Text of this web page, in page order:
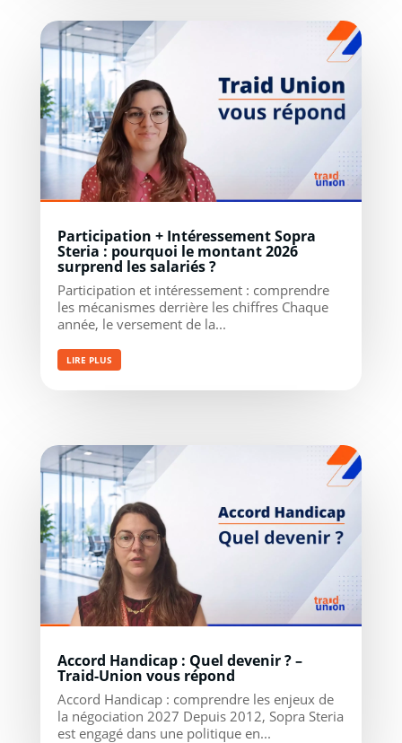
Participation + Intéressement Sopra
Steria : pourquoi le montant 2026
surprend les salariés ?
Participation et intéressement : comprendre
les mécanismes derrière les chiffres Chaque
année, le versement de la...
LIRE PLUS
Accord Handicap : Quel devenir ? –
Traid-Union vous répond
Accord Handicap : comprendre les enjeux de
la négociation 2027 Depuis 2012, Sopra Steria
est engagé dans une politique en...